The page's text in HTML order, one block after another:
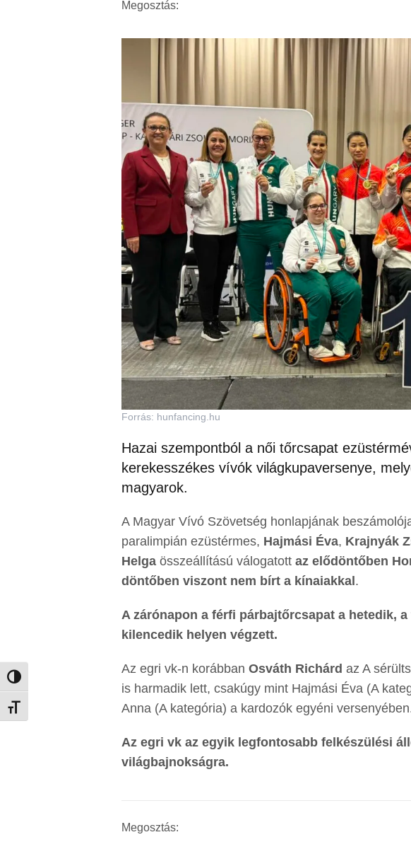
Nagy kontraszt váltása
Betűméret váltása
Megosztás:
Forrás: hunfancing.hu
Hazai szempontból a női tőrcsapat
kerekesszékes vívók világkupaversenye,
magyarok.
A Magyar Vívó Szövetség honlapjának
paralimpián ezüstérmes, Hajmási Éva, Krajnyák
Helga összeállítású válogatott az elődöntőben
döntőben viszont nem bírt a kínaiakkal .
A zárónapon a férfi párbajtőrcsapat a hetedik,
kilencedik helyen végzett.
Az egri vk-n korábban Osváth Richárd az A
is harmadik lett, csakúgy mint Hajmási Éva (A
Anna (A kategória) a kardozók egyéni
Az egri vk az egyik legfontosabb felkészülési
világbajnokságra.
Megosztás: